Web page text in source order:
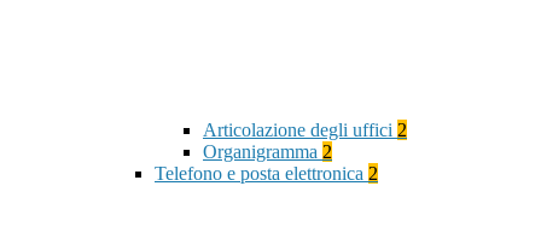
Articolazione degli uffici 2
Organigramma 2
Telefono e posta elettronica 2